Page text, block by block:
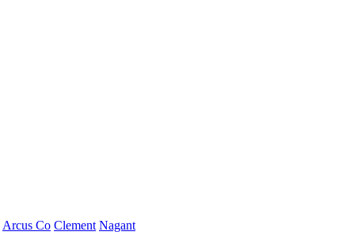
Arcus Co Clement Nagant